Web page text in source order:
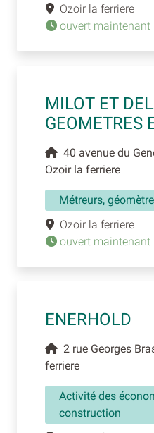
Ozoir la ferriere
ouvert maintenant
MILOT ET
GEOMETRES
40 avenue du
Ozoir la ferriere
Métreurs,
Ozoir la ferriere
ouvert maintenant
ENERHOLD
2 rue Georges
ferriere
Activité des
construction